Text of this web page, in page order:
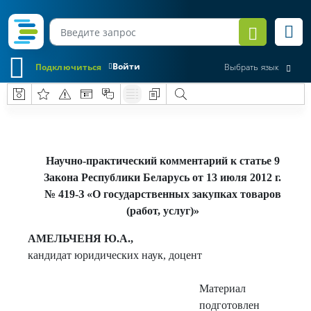
Войти
Подключиться Выбрать язык
Научно-практический комментарий к статье 9
Закона Республики Беларусь от 13 июля 2012 г.
№ 419-З «О государственных закупках товаров
(работ, услуг)»
АМЕЛЬЧЕНЯ Ю.А.,
кандидат юридических наук, доцент
Материал
подготовлен